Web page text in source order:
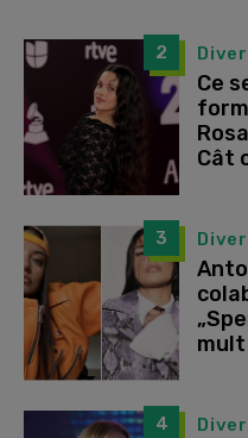
2
Ce
Cât
3
mult
4